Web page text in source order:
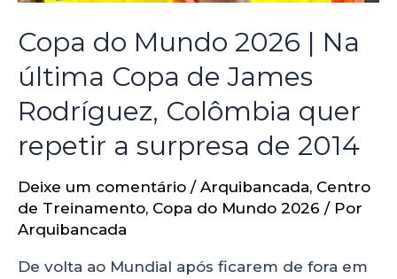
Copa do Mundo 2026 | Na
última Copa de James
Rodríguez, Colômbia quer
repetir a surpresa de 2014
Deixe um comentário / Arquibancada, Centro
de Treinamento, Copa do Mundo 2026 / Por
Arquibancada
De volta ao Mundial após ficarem de fora em